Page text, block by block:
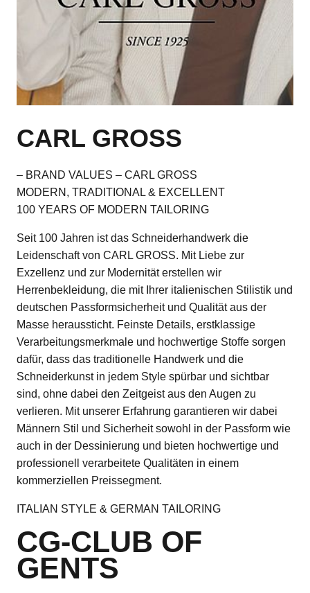
CARL GROSS
– BRAND VALUES – CARL GROSS
MODERN, TRADITIONAL & EXCELLENT
100 YEARS OF MODERN TAILORING
Seit 100 Jahren ist das Schneiderhandwerk die
Leidenschaft von CARL GROSS. Mit Liebe zur
Exzellenz und zur Modernität erstellen wir
Herrenbekleidung, die mit Ihrer italienischen Stilistik und
deutschen Passformsicherheit und Qualität aus der
Masse heraussticht. Feinste Details, erstklassige
Verarbeitungsmerkmale und hochwertige Stoffe sorgen
dafür, dass das traditionelle Handwerk und die
Schneiderkunst in jedem Style spürbar und sichtbar
sind, ohne dabei den Zeitgeist aus den Augen zu
verlieren. Mit unserer Erfahrung garantieren wir dabei
Männern Stil und Sicherheit sowohl in der Passform wie
auch in der Dessinierung und bieten hochwertige und
professionell verarbeitete Qualitäten in einem
kommerziellen Preissegment.
ITALIAN STYLE & GERMAN TAILORING
CG-CLUB OF
GENTS